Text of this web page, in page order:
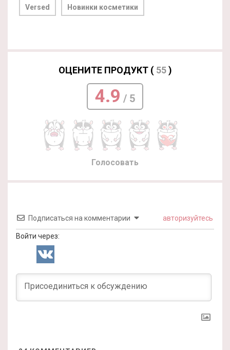
Versed Новинки косметики
ОЦЕНИТЕ ПРОДУКТ ( 55)
4.9 / 5
Голосовать
Подписаться на комментарии авторизуйтесь
Войти через: